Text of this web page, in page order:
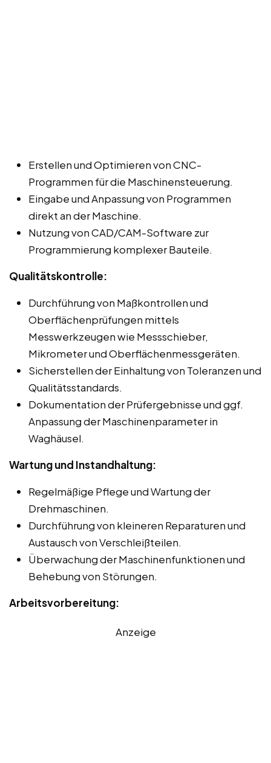
Erstellen und Optimieren von CNC-
Programmen für die Maschinensteuerung.
Eingabe und Anpassung von Programmen
direkt an der Maschine.
Nutzung von CAD/CAM-Software zur
Programmierung komplexer Bauteile.
Qualitätskontrolle:
Durchführung von Maßkontrollen und
Oberflächenprüfungen mittels
Messwerkzeugen wie Messschieber,
Mikrometer und Oberflächenmessgeräten.
Sicherstellen der Einhaltung von Toleranzen und
Qualitätsstandards.
Dokumentation der Prüfergebnisse und ggf.
Anpassung der Maschinenparameter in
Waghäusel.
Wartung und Instandhaltung:
Regelmäßige Pflege und Wartung der
Drehmaschinen.
Durchführung von kleineren Reparaturen und
Austausch von Verschleißteilen.
Überwachung der Maschinenfunktionen und
Behebung von Störungen.
Arbeitsvorbereitung:
Anzeige